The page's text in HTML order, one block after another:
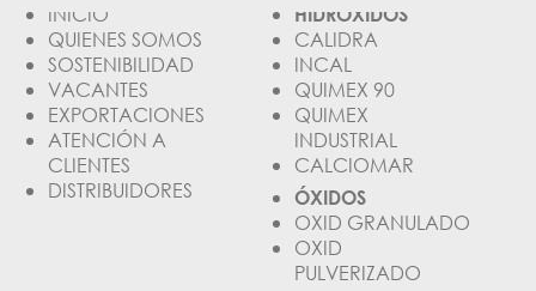
INICIO
QUIENES SOMOS
SOSTENIBILIDAD
VACANTES
EXPORTACIONES
ATENCIÓN A
CLIENTES
DISTRIBUIDORES
HIDRÓXIDOS
CALIDRA
INCAL
QUIMEX 90
QUIMEX
INDUSTRIAL
CALCIOMAR
ÓXIDOS
OXID GRANULADO
OXID
PULVERIZADO